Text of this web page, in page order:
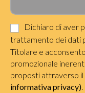
Dichiaro di aver
trattamento dei dati
Titolare e
promozionale
proposti attraverso
informativa privacy).